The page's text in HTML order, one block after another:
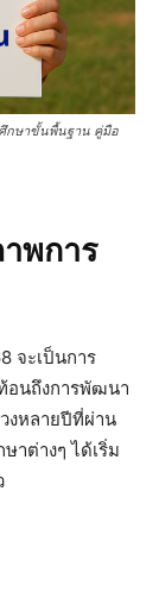
กษาขั้นพื้นฐาน คู่มือ
พการ
จะเป็นการ
อนถึงการพัฒนา
งหลายปีที่ผ่าน
าต่างๆ ได้เริ่ม